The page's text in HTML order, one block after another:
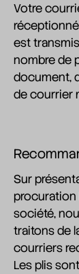
Votre
est
nombre de
document,
de courrier
Sur
procuration
société,
traitons de
courriers
Les plis